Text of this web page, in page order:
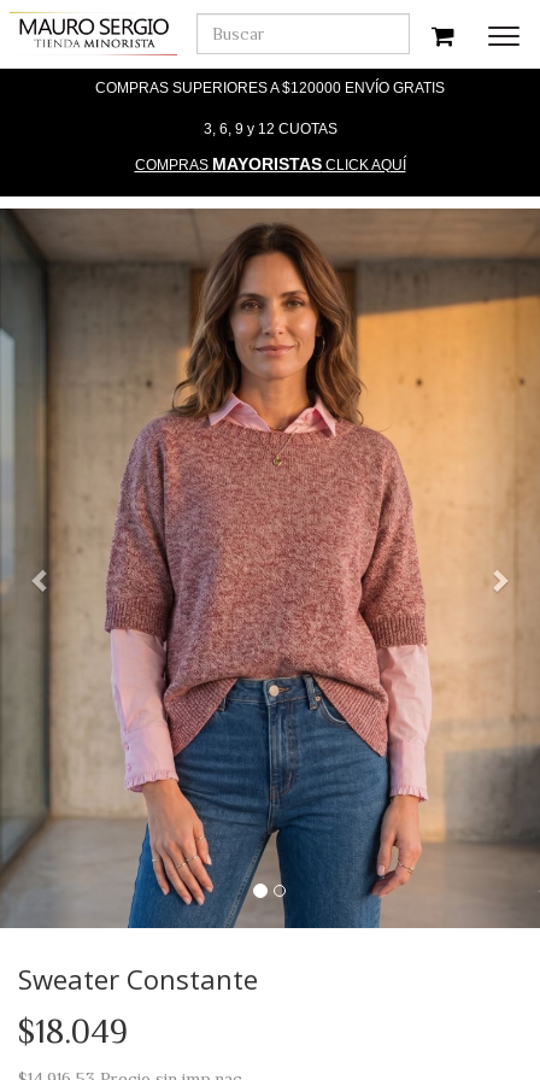
COMPRAS SUPERIORES A $120000 ENVÍO GRATIS
3, 6, 9 y 12 CUOTAS
COMPRAS MAYORISTASCLICK AQUÍ
Sweater Constante
$18.049